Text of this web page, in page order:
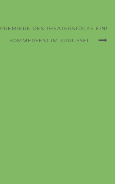
DES THEATERSTÜCKS EIN!
SOMMERFEST IM KARUSSELL